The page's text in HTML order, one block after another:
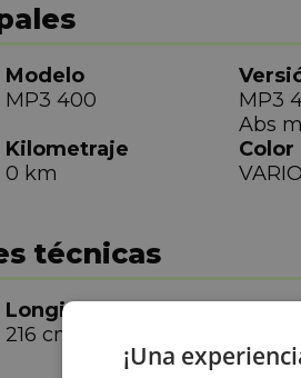
Modelo
MP3 400
MP3
Abs
Kilometraje
0 km
Color
técnicas
Longitud
216 cm
¡Una